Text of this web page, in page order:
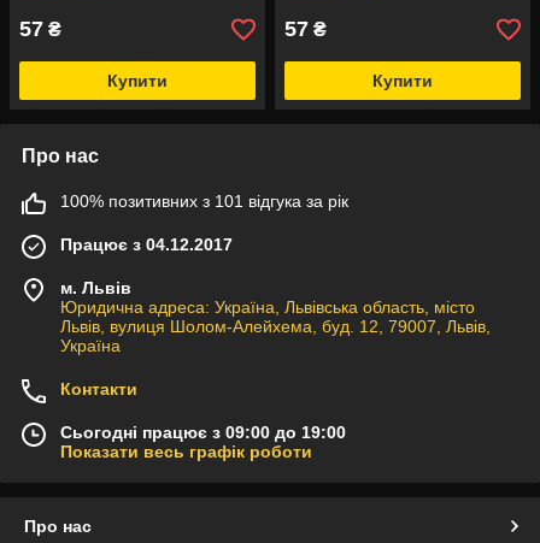
57 ₴
Купити
57 ₴
Купити
Про нас
100% позитивних з 101 відгука за рік
Працює з 04.12.2017
м. Львів
Юридична адреса: Україна, Львівська область, місто
Львів, вулиця Шолом-Алейхема, буд. 12, 79007, Львів,
Україна
Контакти
Сьогодні працює з 09:00 до 19:00
Показати весь графік роботи
Про нас